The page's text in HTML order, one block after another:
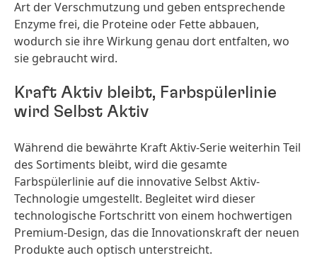
Art der Verschmutzung und geben entsprechende
Enzyme frei, die Proteine oder Fette abbauen,
wodurch sie ihre Wirkung genau dort entfalten, wo
sie gebraucht wird.
Kraft Aktiv bleibt, Farbspülerlinie
wird Selbst Aktiv
Während die bewährte Kraft Aktiv-Serie weiterhin Teil
des Sortiments bleibt, wird die gesamte
Farbspülerlinie auf die innovative Selbst Aktiv-
Technologie umgestellt. Begleitet wird dieser
technologische Fortschritt von einem hochwertigen
Premium-Design, das die Innovationskraft der neuen
Produkte auch optisch unterstreicht.